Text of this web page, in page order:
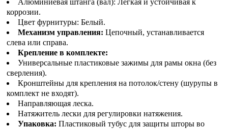
Алюминиевая штанга (вал): Легкая и устойчивая к
коррозии.
Цвет фурнитуры: Белый.
Механизм управления: Цепочный, устанавливается
слева или справа.
Крепление в комплекте:
Универсальные пластиковые зажимы для рамы окна (без
сверления).
Кронштейны для крепления на потолок/стену (шурупы в
комплект не входят).
Направляющая леска.
Натяжитель лески для регулировки натяжения.
Упаковка: Пластиковый тубус для защиты шторы во